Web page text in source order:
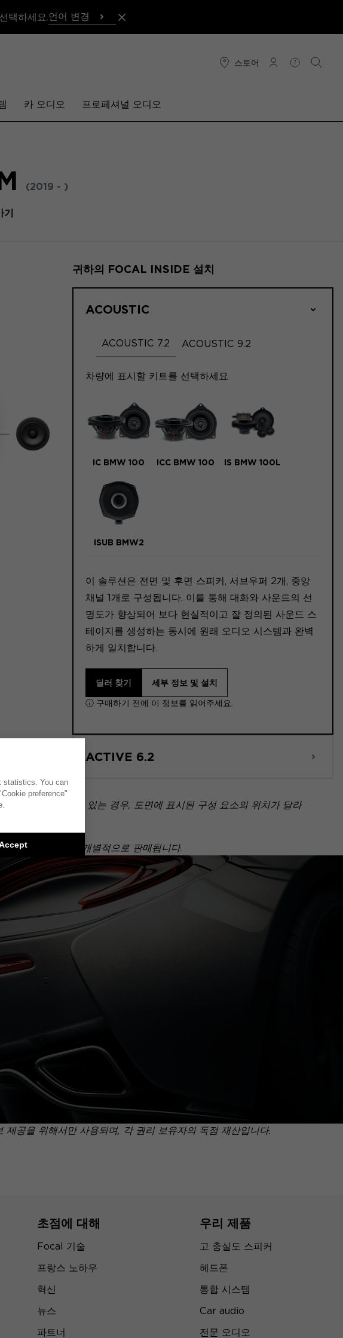
택하세요. 언어 변경
스토어
연결 도움말검색
카 오디오 프로페셔널 오디오
(2019 - )
기
귀하의 FOCAL INSIDE 설치
ACOUSTIC
ACOUSTIC 7.2 ACOUSTIC 9.2
차량에 표시할 키트를 선택하세요.
IC BMW 100 ICC BMW 100 IS BMW 100L
ISUB BMW2
이 솔루션은 전면 및 후면 스피커, 서브우퍼 2개, 중앙
채널 1개로 구성됩니다. 이를 통해 대화와 사운드의 선
명도가 향상되어 보다 현실적이고 잘 정의된 사운드 스
테이지를 생성하는 동시에 원래 오디오 시스템과 완벽
하게 일치합니다.
딜러 찾기 세부 정보 및 설치
ⓘ 구매하기 전에 이 정보를 읽어주세요.
ACTIVE 6.2
옵션이 장착되어 있는 경우, 도면에 표시된 구성 요소의 위치가 달라
패키지가 아닌 개별적으로 판매됩니다.
공을 위해서만 사용되며, 각 권리 보유자의 독점 재산입니다.
초점에 대해
Focal 기술
프랑스 노하우
혁신
뉴스
파트너
우리 제품
고 충실도 스피커
헤드폰
통합 시스템
Car audio
전문 오디오